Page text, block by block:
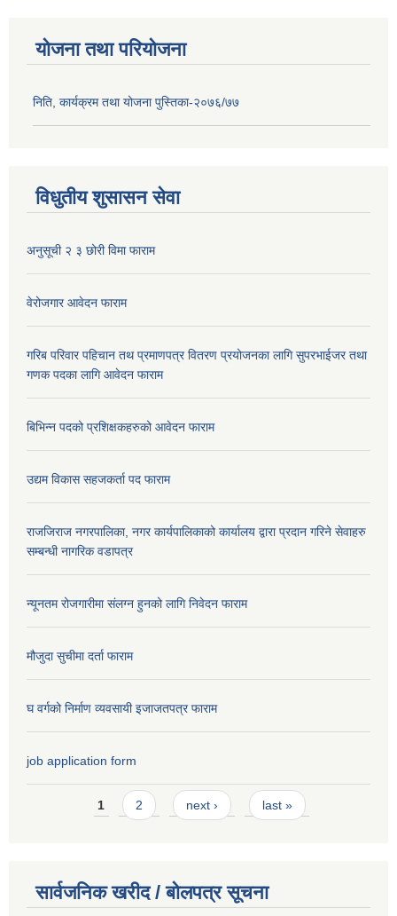
योजना तथा परियोजना
निति, कार्यक्रम तथा योजना पुस्तिका-२०७६/७७
विधुतीय शुसासन सेवा
अनुसूची २ ३ छोरी विमा फाराम
वेरोजगार आवेदन फाराम
गरिब परिवार पहिचान तथ प्रमाणपत्र वितरण प्रयोजनका लागि सुपरभाईजर तथा
गणक पदका लागि आवेदन फाराम
बिभिन्न पदको प्रशिक्षकहरुको आवेदन फाराम
उद्यम विकास सहजकर्ता पद फाराम
राजजिराज नगरपालिका, नगर कार्यपालिकाको कार्यालय द्वारा प्रदान गरिने सेवाहरु
सम्बन्धी नागरिक वडापत्र
न्यूनतम रोजगारीमा संलग्न हुनको लागि निवेदन फाराम
मौजुदा सुचीमा दर्ता फाराम
घ वर्गको निर्माण व्यवसायी इजाजतपत्र फाराम
job application form
Pages1 2 next › last »
सार्वजनिक खरीद / बोलपत्र सूचना